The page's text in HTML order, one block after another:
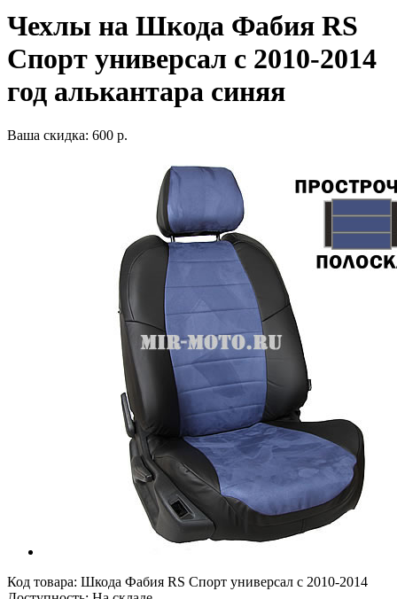
Чехлы на Шкода Фабия RS
Спорт универсал с 2010-2014
год алькантара синяя
Ваша скидка: 600 р.
Код товара: Шкода Фабия RS Спорт универсал с 2010-2014